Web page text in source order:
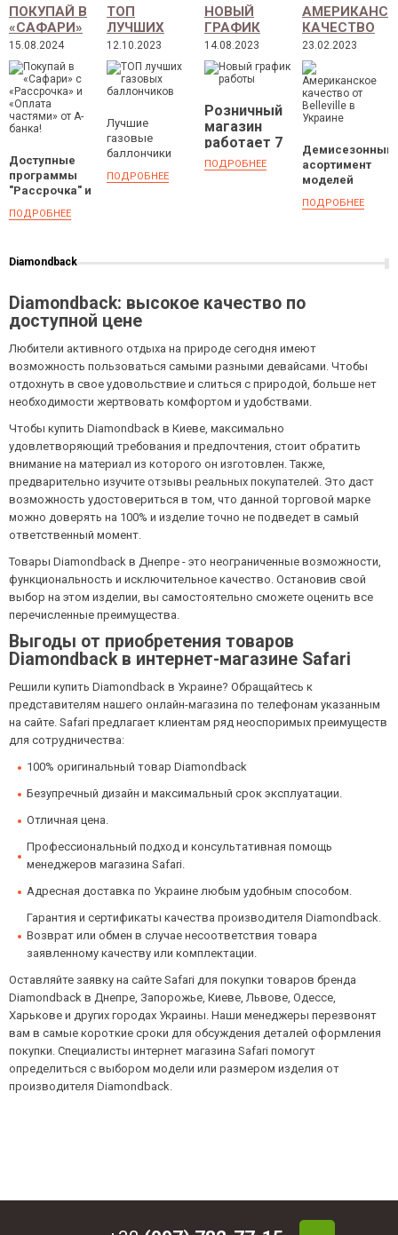
ПОКУПАЙ В
«САФАРИ»
С
«РАССРОЧКА»
И «ОПЛАТА
ЧАСТЯМИ»
ОТ А-
БАНКА!
15.08.2024
Доступные
программы
"Рассрочка" и
частями" от А-
ПОДРОБНЕЕ
ТОП
ЛУЧШИХ
ГАЗОВЫХ
БАЛЛОНЧИКОВ
12.10.2023
Лучшие
газовые
баллончики
самообороны:
ПОДРОБНЕЕ
НОВЫЙ
ГРАФИК
РАБОТЫ
14.08.2023
Розничный
магазин
работает 7
дней в
неделю
ПОДРОБНЕЕ
КАЧЕСТВО
ОТ
BELLEVILLE
В УКРАИНЕ
23.02.2023
Демисезонный
асортимент
моделей
заказов
ПОДРОБНЕЕ
Diamondback
Diamondback: высокое качество по
доступной цене
Любители активного отдыха на природе сегодня имеют
возможность пользоваться самыми разными девайсами. Чтобы
отдохнуть в свое удовольствие и слиться с природой, больше нет
необходимости жертвовать комфортом и удобствами.
Чтобы купить Diamondback в Киеве, максимально
удовлетворяющий требования и предпочтения, стоит обратить
внимание на материал из которого он изготовлен. Также,
предварительно изучите отзывы реальных покупателей. Это даст
возможность удостовериться в том, что данной торговой марке
можно доверять на 100% и изделие точно не подведет в самый
ответственный момент.
Товары Diamondback в Днепре - это неограниченные возможности,
функциональность и исключительное качество. Остановив свой
выбор на этом изделии, вы самостоятельно сможете оценить все
перечисленные преимущества.
Выгоды от приобретения товаров
Diamondback в интернет-магазине Safari
Решили купить Diamondback в Украине? Обращайтесь к
представителям нашего онлайн-магазина по телефонам указанным
на сайте. Safari предлагает клиентам ряд неоспоримых преимуществ
для сотрудничества:
100% оригинальный товар Diamondback
Безупречный дизайн и максимальный срок эксплуатации.
Отличная цена.
Профессиональный подход и консультативная помощь
менеджеров магазина Safari.
Адресная доставка по Украине любым удобным способом.
Гарантия и сертификаты качества производителя Diamondback.
Возврат или обмен в случае несоответствия товара
заявленному качеству или комплектации.
Оставляйте заявку на сайте Safari для покупки товаров бренда
Diamondback в Днепре, Запорожье, Киеве, Львове, Одессе,
Харькове и других городах Украины. Наши менеджеры перезвонят
вам в самые короткие сроки для обсуждения деталей оформления
покупки. Специалисты интернет магазина Safari помогут
определиться с выбором модели или размером изделия от
производителя Diamondback.